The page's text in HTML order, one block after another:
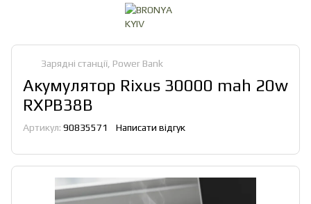
Зарядні станції, Power Bank
Акумулятор Rixus 30000 mah 20w
RXPB38B
Артикул: 90835571 Написати відгук